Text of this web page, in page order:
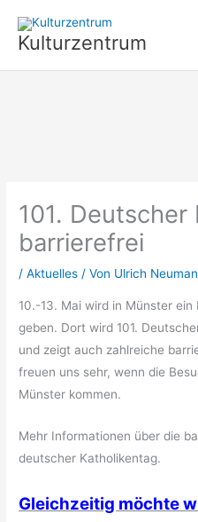
Inhalt
springen
Kulturzentrum
101.
barrierefrei
/Aktuelles / Von Ulrich
10.-13. Mai wird in Münster
geben. Dort wird 101.
und zeigt auch zahlreiche
freuen uns sehr, wenn die
Münster kommen.
Mehr Informationen über die
deutscher Katholikentag.
Gleichzeitig möchte